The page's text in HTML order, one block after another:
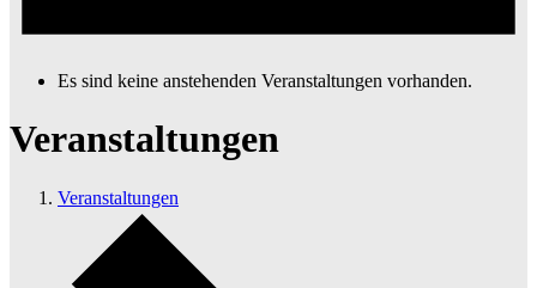
Es sind keine anstehenden Veranstaltungen vorhanden.
Veranstaltungen
Veranstaltungen